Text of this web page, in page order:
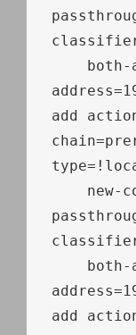
    both
-
address=
add
chain=
type=!
    new
-
    both
-
address=
add